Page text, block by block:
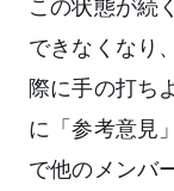
この状態が続
できなくなり
際に手の打ち
に「参考意見
で他のメンバ